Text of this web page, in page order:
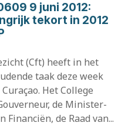
9 juni 2012:
tekort in 2012
(Cft) heeft in het
taak deze week
Het College
de Minister-
de Raad van...